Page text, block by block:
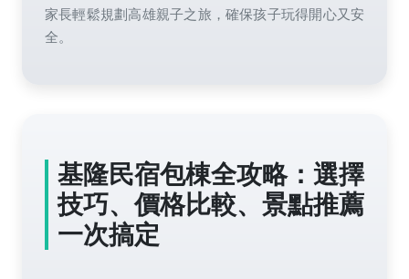
家長輕鬆規劃高雄親子之旅，確保孩子玩得開心又安
全。
基隆民宿包棟全攻略：選擇
技巧、價格比較、景點推薦
一次搞定